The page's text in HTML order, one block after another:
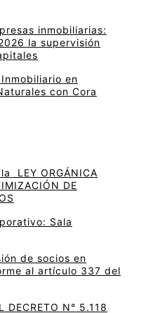
inmobiliarias:
la supervisión
en
con Cora
LEY ORGÁNICA
DE
Sala
de socios en
al artículo 337 del
DECRETO N° 5.118